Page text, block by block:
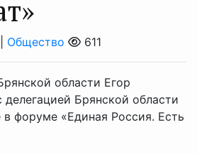
Общество 611
области Егор
делегацией Брянской области
в форуме «Единая Россия. Есть